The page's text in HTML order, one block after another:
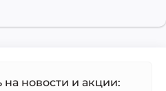
новости и акции: